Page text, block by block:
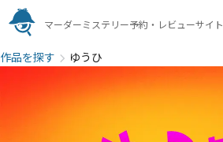
マーダーミステリー予約・レビューサイト
作品を探す ゆうひ